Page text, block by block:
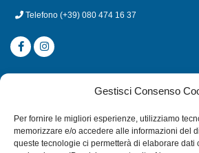
Gestisci Consenso
Per fornire le migliori esperienze, utilizziamo
memorizzare e/o accedere alle informazioni del
queste tecnologie ci permetterà di elaborare dati
Telefono (+39) 080 474 16 37
CATEGORIE
MULINELLI
CANNE